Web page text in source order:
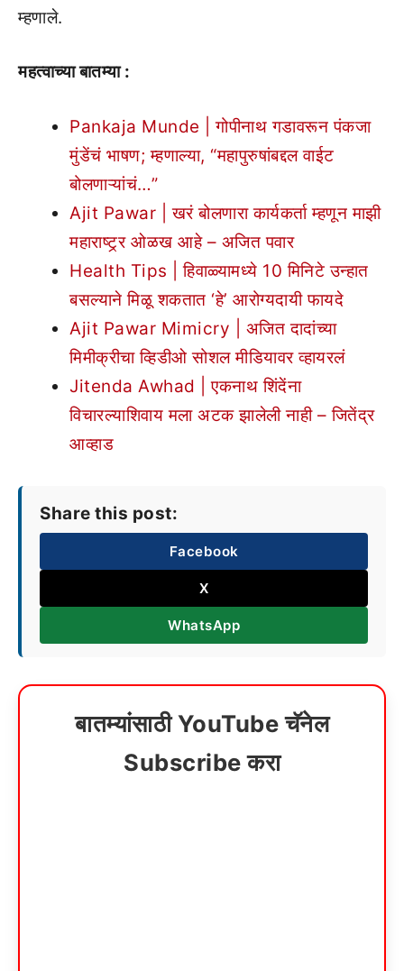
म्हणाले.
महत्वाच्या बातम्या :
Pankaja Munde | गोपीनाथ गडावरून पंकजा
मुंडेंचं भाषण; म्हणाल्या, “महापुरुषांबद्दल वाईट
बोलणाऱ्यांचं…”
Ajit Pawar | खरं बोलणारा कार्यकर्ता म्हणून माझी
महाराष्ट्र्र ओळख आहे – अजित पवार
Health Tips | हिवाळ्यामध्ये 10 मिनिटे उन्हात
बसल्याने मिळू शकतात ‘हे’ आरोग्यदायी फायदे
Ajit Pawar Mimicry | अजित दादांच्या
मिमीक्रीचा व्हिडीओ सोशल मीडियावर व्हायरलं
Jitenda Awhad | एकनाथ शिंदेंना
विचारल्याशिवाय मला अटक झालेली नाही – जितेंद्र
आव्हाड
Share this post:
Facebook
X
WhatsApp
बातम्यांसाठी YouTube चॅनेल
Subscribe करा